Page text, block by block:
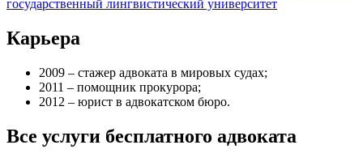
государственный лингвистический университет
Карьера
2009 – стажер адвоката в мировых судах;
2011 – помощник прокурора;
2012 – юрист в адвокатском бюро.
Все услуги бесплатного адвоката